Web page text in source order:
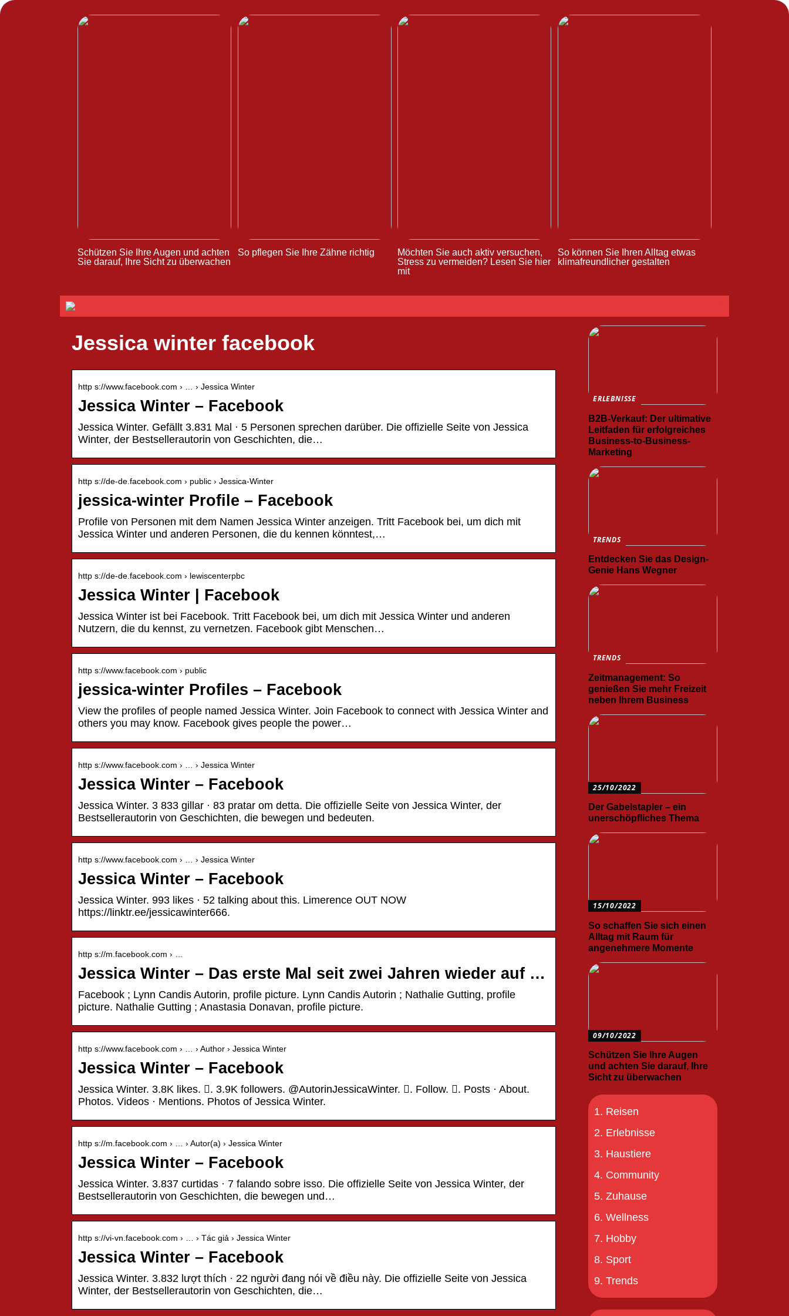
Schützen Sie Ihre Augen und achten
Sie darauf, Ihre Sicht zu überwachen
So pflegen Sie Ihre Zähne richtig
Möchten Sie auch aktiv versuchen,
Stress zu vermeiden? Lesen Sie hier
mit
So können Sie Ihren Alltag etwas
klimafreundlicher gestalten
Jessica winter facebook
http s://www.facebook.com › … › Jessica Winter
Jessica Winter – Facebook
Jessica Winter. Gefällt 3.831 Mal · 5 Personen sprechen darüber. Die offizielle Seite von Jessica
Winter, der Bestsellerautorin von Geschichten, die…
http s://de-de.facebook.com › public › Jessica-Winter
jessica-winter Profile – Facebook
Profile von Personen mit dem Namen Jessica Winter anzeigen. Tritt Facebook bei, um dich mit
Jessica Winter und anderen Personen, die du kennen könntest,…
http s://de-de.facebook.com › lewiscenterpbc
Jessica Winter | Facebook
Jessica Winter ist bei Facebook. Tritt Facebook bei, um dich mit Jessica Winter und anderen
Nutzern, die du kennst, zu vernetzen. Facebook gibt Menschen…
http s://www.facebook.com › public
jessica-winter Profiles – Facebook
View the profiles of people named Jessica Winter. Join Facebook to connect with Jessica Winter and
others you may know. Facebook gives people the power…
http s://www.facebook.com › … › Jessica Winter
Jessica Winter – Facebook
Jessica Winter. 3 833 gillar · 83 pratar om detta. Die offizielle Seite von Jessica Winter, der
Bestsellerautorin von Geschichten, die bewegen und bedeuten.
http s://www.facebook.com › … › Jessica Winter
Jessica Winter – Facebook
Jessica Winter. 993 likes · 52 talking about this. Limerence OUT NOW
https://linktr.ee/jessicawinter666.
http s://m.facebook.com › …
Jessica Winter – Das erste Mal seit zwei Jahren wieder auf …
Facebook ; Lynn Candis Autorin, profile picture. Lynn Candis Autorin ; Nathalie Gutting, profile
picture. Nathalie Gutting ; Anastasia Donavan, profile picture.
http s://www.facebook.com › … › Author › Jessica Winter
Jessica Winter – Facebook
Jessica Winter. 3.8K likes. 󱞋. 3.9K followers. @AutorinJessicaWinter. 󱙶. Follow. 󰟝. Posts · About.
Photos. Videos · Mentions. Photos of Jessica Winter.
http s://m.facebook.com › … › Autor(a) › Jessica Winter
Jessica Winter – Facebook
Jessica Winter. 3.837 curtidas · 7 falando sobre isso. Die offizielle Seite von Jessica Winter, der
Bestsellerautorin von Geschichten, die bewegen und…
http s://vi-vn.facebook.com › … › Tác giả › Jessica Winter
Jessica Winter – Facebook
Jessica Winter. 3.832 lượt thích · 22 người đang nói về điều này. Die offizielle Seite von Jessica
Winter, der Bestsellerautorin von Geschichten, die…
ERLEBNISSE
B2B-Verkauf: Der ultimative
Leitfaden für erfolgreiches
Business-to-Business-
Marketing
TRENDS
Entdecken Sie das Design-
Genie Hans Wegner
TRENDS
Zeitmanagement: So
genießen Sie mehr Freizeit
neben Ihrem Business
25/10/2022
Der Gabelstapler – ein
unerschöpfliches Thema
15/10/2022
So schaffen Sie sich einen
Alltag mit Raum für
angenehmere Momente
09/10/2022
Schützen Sie Ihre Augen
und achten Sie darauf, Ihre
Sicht zu überwachen
Reisen
Erlebnisse
Haustiere
Community
Zuhause
Wellness
Hobby
Sport
Trends